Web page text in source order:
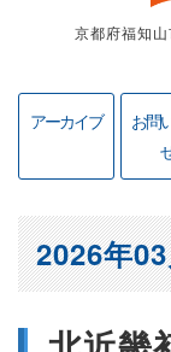
京都府福知
アーカイブ
お問
2026年